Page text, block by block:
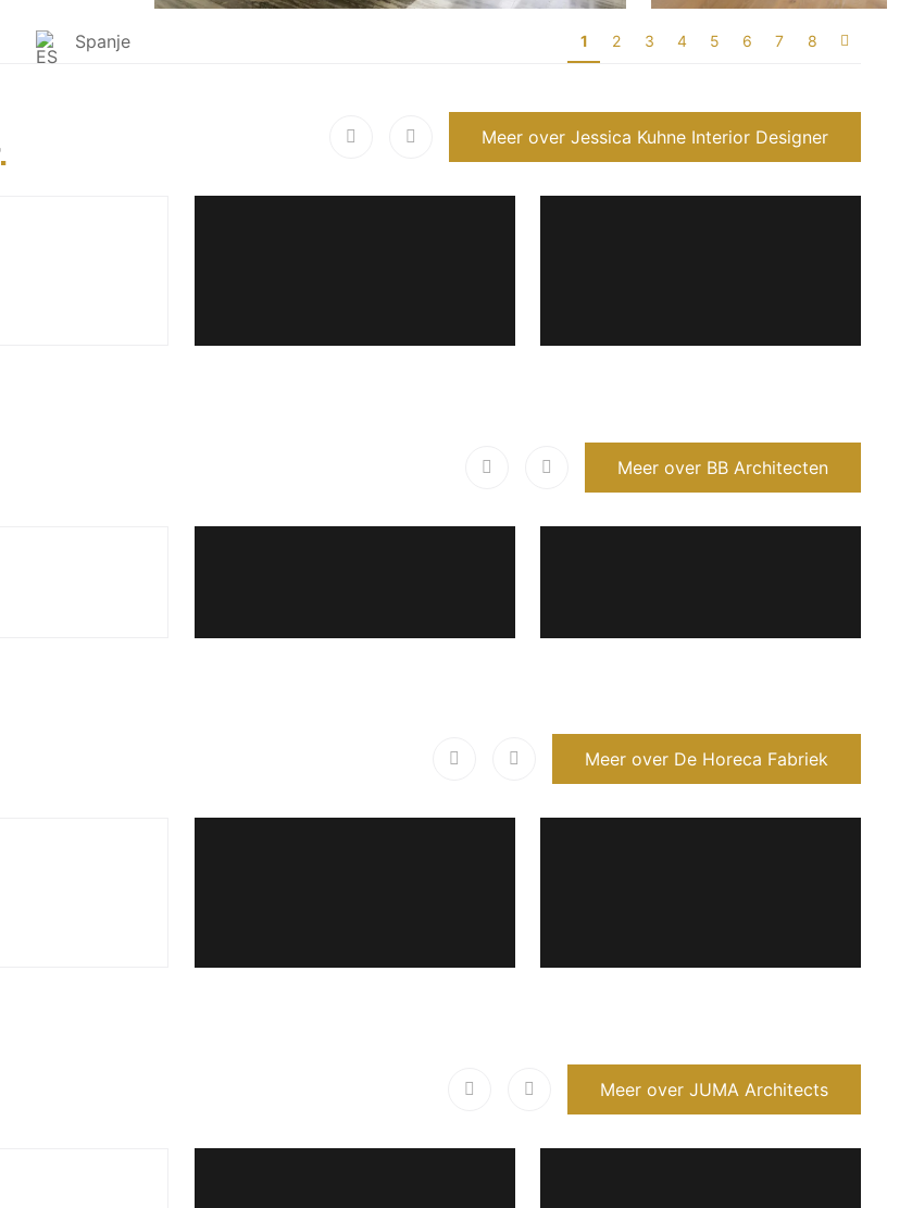
Spanje 1 2 3 4 5 6 7 8
Meer over Jessica Kuhne Interior Designer
Meer over BB Architecten
Meer over De Horeca Fabriek
Meer over JUMA Architects